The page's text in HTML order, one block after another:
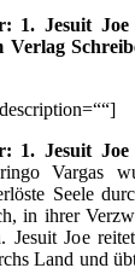
1. Jesuit
Verlag
1. Jesuit
Vargas
Seele
in ihrer
Jesuit Joe
Land und